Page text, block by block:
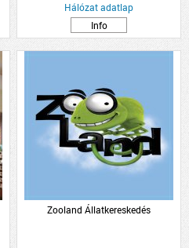
Hálózat adatlap
Info
Zooland Állatkereskedés